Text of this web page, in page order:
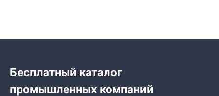
Бесплатный каталог
промышленных компаний